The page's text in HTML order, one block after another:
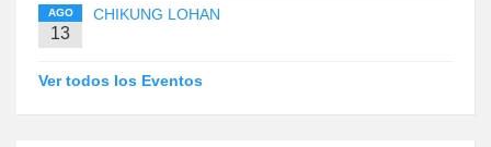
AGO
13
CHIKUNG LOHAN
Ver todos los Eventos